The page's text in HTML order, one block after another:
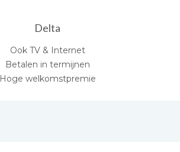
Delta
Ook TV & Internet
Betalen in termijnen
Hoge welkomstpremie